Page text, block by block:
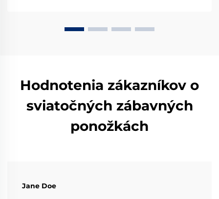
Hodnotenia zákazníkov o
sviatočných zábavných
ponožkách
Jane Doe